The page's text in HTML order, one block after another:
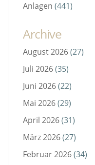
Anlagen (441)
Archive
August 2026(27)
Juli 2026(35)
Juni 2026(22)
Mai 2026(29)
April 2026(31)
März 2026(27)
Februar 2026(34)